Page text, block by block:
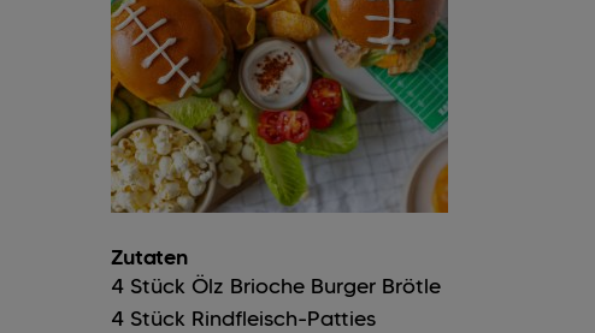
Zutaten
4 Stück Ölz Brioche Burger Brötle
4 Stück Rindfleisch-Patties